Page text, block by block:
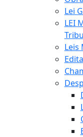
Lei
LEI
Leis